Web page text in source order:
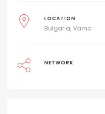
LOCATION
Bulgaria Varna
NETWORK